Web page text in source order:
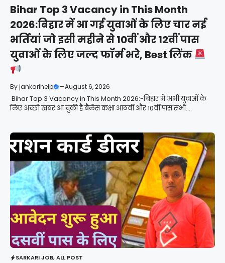
Bihar Top 3 Vacancy in This Month
2026:बिहार में आ गई युवाओं के लिए चार नई
भर्तियां जो इसी महीने से 10वीं और 12वीं पास
युवाओं के लिए जल्द फॉर्म भरे, Best लिंक
Byjankarihelp —August 6, 2026
Bihar Top 3 Vacancy in This Month 2026:-बिहार में अभी युवाओं के
लिए अच्छी खबर आ चुकी है बैलेंस कक्षा आठवीं और 10वीं पास सभी....
SARKARI JOB,ALL POST